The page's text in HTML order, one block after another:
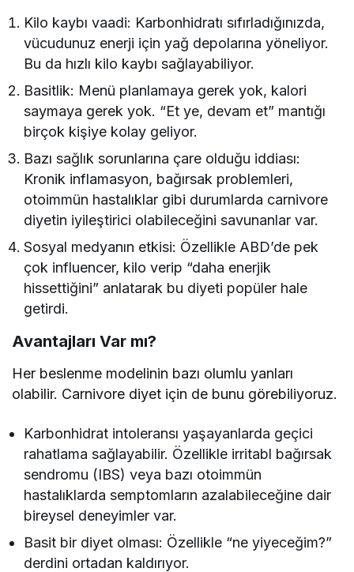
Kilo kaybı vaadi: Karbonhidratı sıfırladığınızda,
vücudunuz enerji için yağ depolarına yöneliyor.
Bu da hızlı kilo kaybı sağlayabiliyor.
Basitlik: Menü planlamaya gerek yok, kalori
saymaya gerek yok. “Et ye, devam et” mantığı
birçok kişiye kolay geliyor.
Bazı sağlık sorunlarına çare olduğu iddiası:
Kronik inflamasyon, bağırsak problemleri,
otoimmün hastalıklar gibi durumlarda carnivore
diyetin iyileştirici olabileceğini savunanlar var.
Sosyal medyanın etkisi: Özellikle ABD’de pek
çok influencer, kilo verip “daha enerjik
hissettiğini” anlatarak bu diyeti popüler hale
getirdi.
Avantajları Var mı?
Her beslenme modelinin bazı olumlu yanları
olabilir. Carnivore diyet için de bunu görebiliyoruz.
Karbonhidrat intoleransı yaşayanlarda geçici
rahatlama sağlayabilir. Özellikle irritabl bağırsak
sendromu (IBS) veya bazı otoimmün
hastalıklarda semptomların azalabileceğine dair
bireysel deneyimler var.
Basit bir diyet olması: Özellikle “ne yiyeceğim?”
derdini ortadan kaldırıyor.